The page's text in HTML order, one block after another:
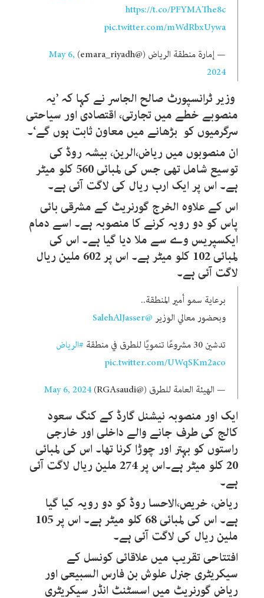
https://t.co/PFYMAThe8c
pic.twitter.com/mWdRbxUywa
— إمارة منطقة الرياض (@emara_riyadh)
May 6,
2024
وزیر ٹرانسپورٹ صالح الجاسر نے کہا کہ ’یہ
منصوبے خطے میں تجارتی، اقتصادی اور سیاحتی
سرگرمیوں کو بڑھانے میں معاون ثابت ہوں گے‘۔
ان منصوبوں میں ریاض،الرین، بیشہ روڈ کی
توسیع شامل تھی جس کی لمبائی 560 کلو میٹر
ہے۔ اس پر ایک ارب ریال کی لاگت آئی ہے۔
اس کے علاوہ الخرج گورنریٹ کے مشرقی بائی
پاس کو دو رویہ کرنے کا منصوبہ ہے۔ اسے دمام
ایکسپریس وے سے ملا دیا گیا ہے۔ اس کی
لمبائی 102 کلو میٹر ہے۔ اس پر 602 ملین ریال
لاگت آئی ہے۔
برعاية سمو أمير المنطقة..
وبحضور معالي الوزير @SalehAlJasser
تدشين 30 مشروعًا تنمويًا للطرق في منطقة
#الرياض
pic.twitter.com/UWqSKm2aco
— الهيئة العامة للطرق (@RGAsaudi)
May 6, 2024
ایک اور منصوبہ نیشنل گارڈ کے کنگ سعود
کالج کی طرف جانے والے داخلی اور خارجی
راستوں کو بہتر اور چوڑا کرنا تھا۔ اس کی لمبائی
20 کلو میٹر ہے۔اس پر 274 ملین ریال لاگت آئی
ہے۔
ریاض، خریص،الاحسا روڈ کو دو رویہ کیا گیا
ہے۔ اس کی لمبائی 68 کلو میٹر ہے۔ اس پر 105
ملین ریال کی لاگت آئی ہے۔
افتتاحی تقریب میں علاقائی کونسل کے
سیکریٹری جنرل علوش بن فارس السبیعی اور
ریاض گورنریٹ میں اسسٹنٹ انڈر سیکریٹری